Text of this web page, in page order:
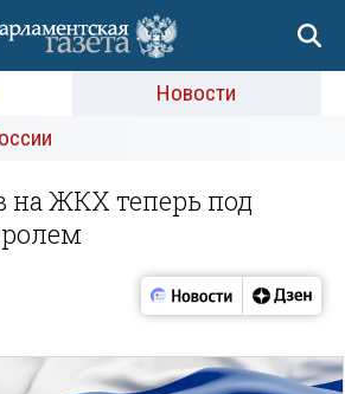
Новости
на ЖКХ теперь под